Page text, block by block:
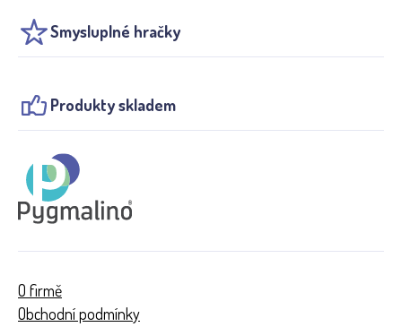
Smysluplné hračky
Produkty skladem
O firmě
Obchodní podmínky